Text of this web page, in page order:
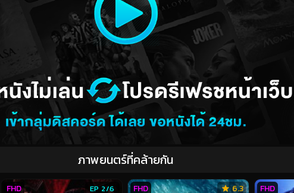
ภาพยนตร์ที่คล้ายกัน
EP 2/6
FHD 6.3
FHD FHD